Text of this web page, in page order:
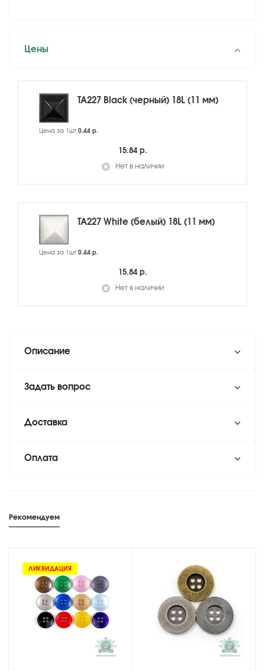
Цены
TA227 Black (черный) 18L (11 мм)
Цена за 1шт 0.44 р.
15.84 р.
Нет в наличии
TA227 White (белый) 18L (11 мм)
Цена за 1шт 0.44 р.
15.84 р.
Нет в наличии
Описание
Задать вопрос
Доставка
Оплата
Рекомендуем
ЛИКВИДАЦИЯ